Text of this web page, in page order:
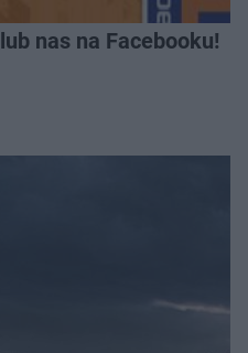
nas na Facebooku!